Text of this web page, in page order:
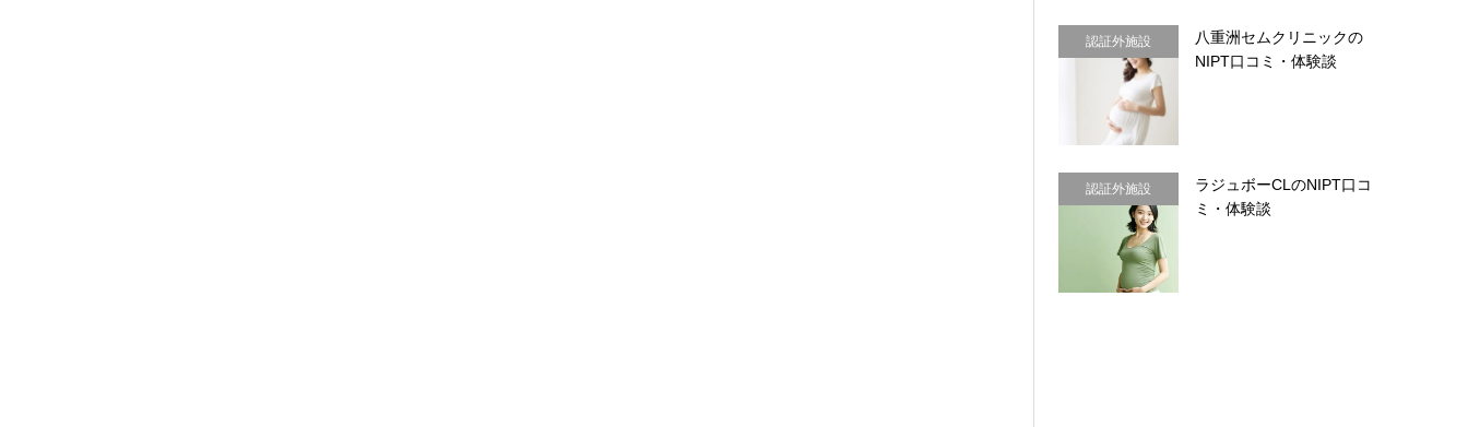
認証外施設
八重洲セムクリニックの
NIPT口コミ・体験談
認証外施設
ラジュボーCLのNIPT口コ
ミ・体験談